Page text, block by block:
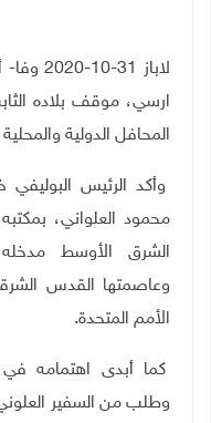
لاباز
ارسي، موقف بلاده
المحافل الدولية
وأكد الرئيس
محمود العلواني،
الشرق الأوسط
وعاصمتها القدس
الأمم المتحدة.
كما أبدى اهتمامه في
وطلب من السفير